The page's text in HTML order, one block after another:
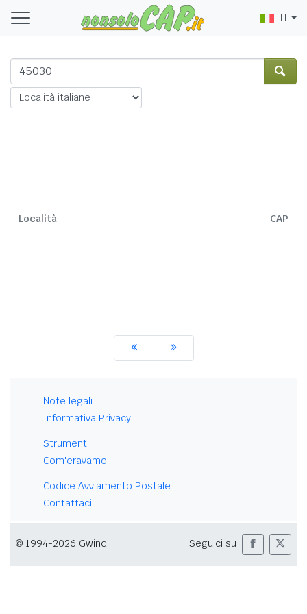
IT
Località CAP
Note legali
Informativa Privacy
Strumenti
Com'eravamo
Codice Avviamento Postale
Contattaci
© 1994-2026 Gwind Seguici su